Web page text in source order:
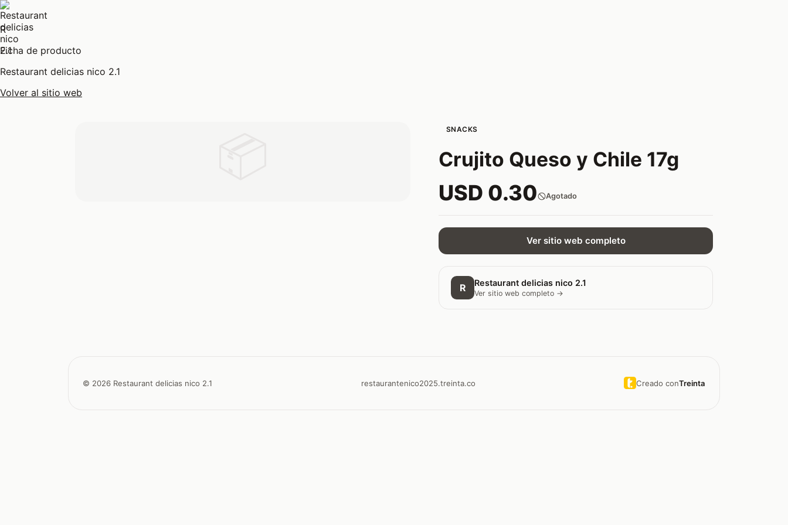
R
Ficha de producto
Restaurant delicias nico 2.1
Volver al sitio web
SNACKS
Crujito Queso y Chile 17g
USD 0.30 Agotado
Ver sitio web completo
R Restaurant delicias nico 2.1
Ver sitio web completo →
© 2026 Restaurant delicias nico 2.1 restaurantenico2025.treinta.co Creado conTreinta